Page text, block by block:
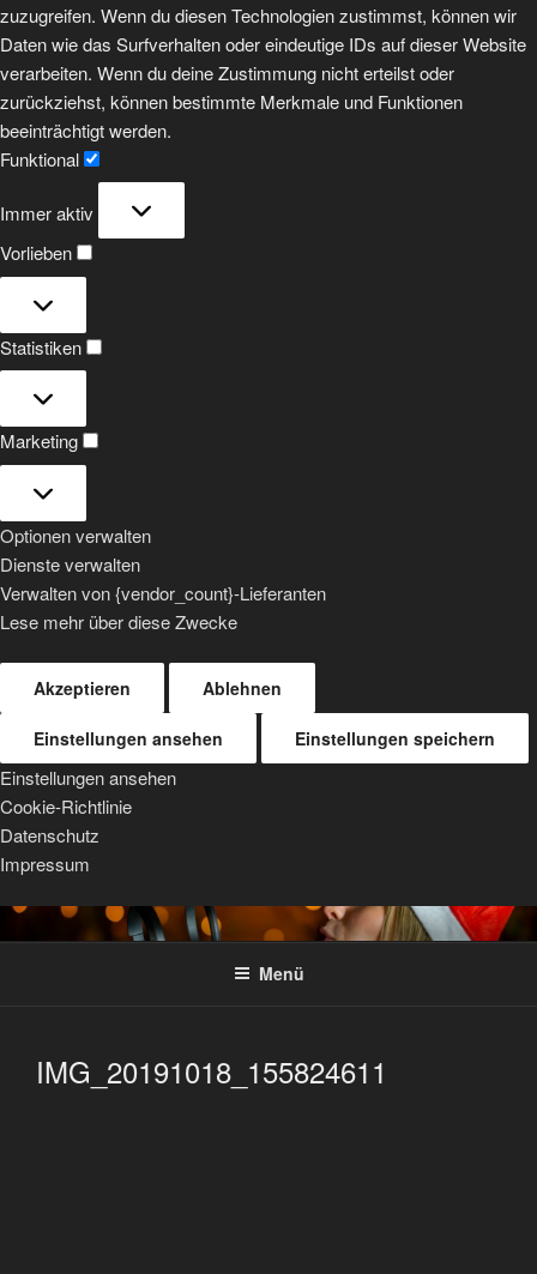
zuzugreifen. Wenn du diesen Technologien zustimmst, können wir
Daten wie das Surfverhalten oder eindeutige IDs auf dieser Website
verarbeiten. Wenn du deine Zustimmung nicht erteilst oder
zurückziehst, können bestimmte Merkmale und Funktionen
beeinträchtigt werden.
Funktional
Immer aktiv
Vorlieben
Statistiken
Marketing
Optionen verwalten
Dienste verwalten
Verwalten von {vendor_count}-Lieferanten
Lese mehr über diese Zwecke
Akzeptieren Ablehnen
Einstellungen ansehen Einstellungen speichern
Einstellungen ansehen
Cookie-Richtlinie
Datenschutz
Impressum
Zum
InhaltTRIPOD MOUNTS
For Sigma, Sony, and Tamron lenses
Menü
IMG_20191018_155824611